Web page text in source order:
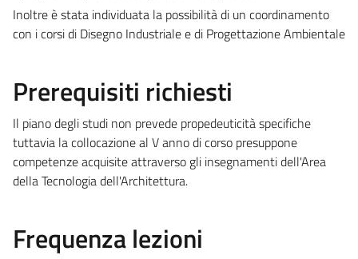
Inoltre è stata individuata la possibilità di un coordinamento
con i corsi di Disegno Industriale e di Progettazione Ambientale
Prerequisiti richiesti
Il piano degli studi non prevede propedeuticità specifiche
tuttavia la collocazione al V anno di corso presuppone
competenze acquisite attraverso gli insegnamenti dell'Area
della Tecnologia dell'Architettura.
Frequenza lezioni